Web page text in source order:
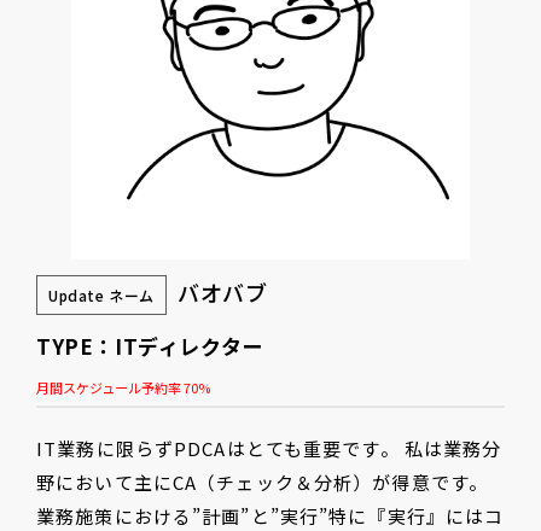
Update ネーム バオバブ
TYPE：ITディレクター
月間スケジュール予約率 70%
IT業務に限らずPDCAはとても重要です。 私は業務分
野において主にCA（チェック＆分析）が得意です。
業務施策における”計画”と”実行”特に『実行』にはコ